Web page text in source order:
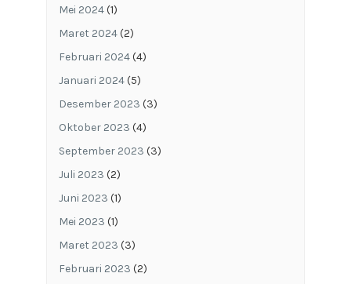
Mei 2024(1)
Maret 2024(2)
Februari 2024(4)
Januari 2024(5)
Desember 2023 (3)
Oktober 2023 (4)
September 2023 (3)
Juli 2023 (2)
Juni 2023 (1)
Mei 2023 (1)
Maret 2023 (3)
Februari 2023 (2)